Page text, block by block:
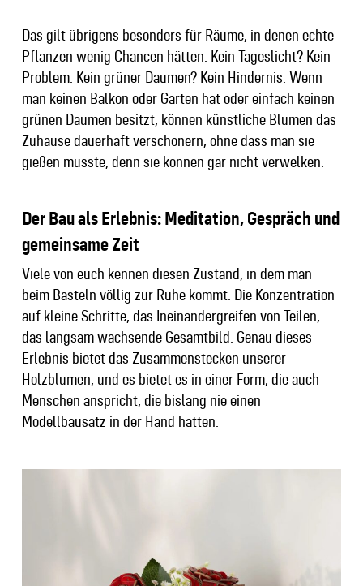
Das gilt übrigens besonders für Räume, in denen echte
Pflanzen wenig Chancen hätten. Kein Tageslicht? Kein
Problem. Kein grüner Daumen? Kein Hindernis. Wenn
man keinen Balkon oder Garten hat oder einfach keinen
grünen Daumen besitzt, können künstliche Blumen das
Zuhause dauerhaft verschönern, ohne dass man sie
gießen müsste, denn sie können gar nicht verwelken.
Der Bau als Erlebnis: Meditation, Gespräch und
gemeinsame Zeit
Viele von euch kennen diesen Zustand, in dem man
beim Basteln völlig zur Ruhe kommt. Die Konzentration
auf kleine Schritte, das Ineinandergreifen von Teilen,
das langsam wachsende Gesamtbild. Genau dieses
Erlebnis bietet das Zusammenstecken unserer
Holzblumen, und es bietet es in einer Form, die auch
Menschen anspricht, die bislang nie einen
Modellbausatz in der Hand hatten.